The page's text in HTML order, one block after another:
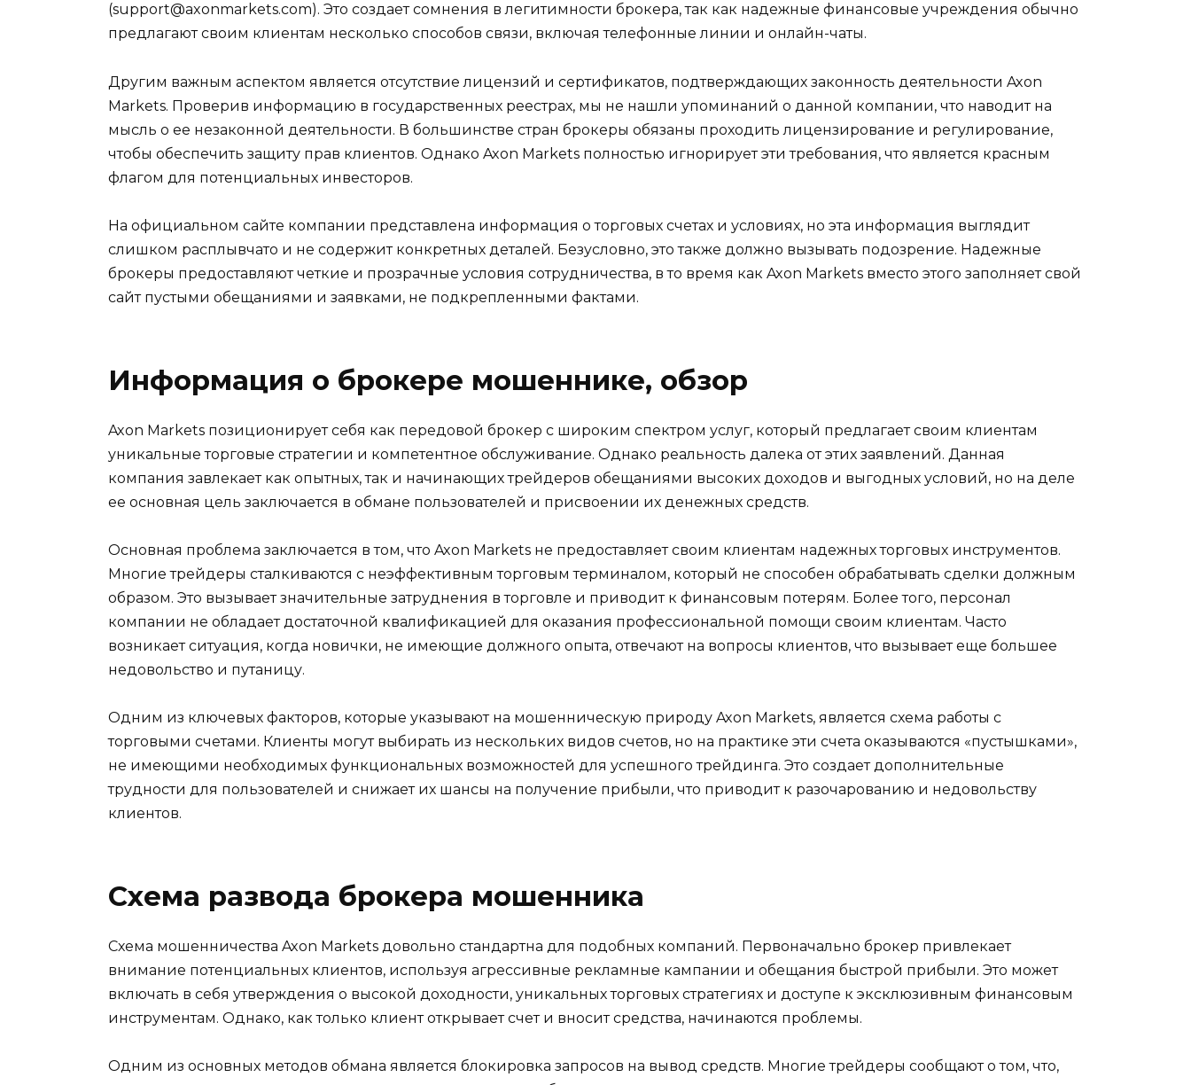
(support@axonmarkets.com). Это создает сомнения в легитимности брокера, так как надежные финансовые учреждения обычно
предлагают своим клиентам несколько способов связи, включая телефонные линии и онлайн-чаты.
Другим важным аспектом является отсутствие лицензий и сертификатов, подтверждающих законность деятельности Axon
Markets. Проверив информацию в государственных реестрах, мы не нашли упоминаний о данной компании, что наводит на
мысль о ее незаконной деятельности. В большинстве стран брокеры обязаны проходить лицензирование и регулирование,
чтобы обеспечить защиту прав клиентов. Однако Axon Markets полностью игнорирует эти требования, что является красным
флагом для потенциальных инвесторов.
На официальном сайте компании представлена информация о торговых счетах и условиях, но эта информация выглядит
слишком расплывчато и не содержит конкретных деталей. Безусловно, это также должно вызывать подозрение. Надежные
брокеры предоставляют четкие и прозрачные условия сотрудничества, в то время как Axon Markets вместо этого заполняет свой
сайт пустыми обещаниями и заявками, не подкрепленными фактами.
Информация о брокере мошеннике, обзор
Axon Markets позиционирует себя как передовой брокер с широким спектром услуг, который предлагает своим клиентам
уникальные торговые стратегии и компетентное обслуживание. Однако реальность далека от этих заявлений. Данная
компания завлекает как опытных, так и начинающих трейдеров обещаниями высоких доходов и выгодных условий, но на деле
ее основная цель заключается в обмане пользователей и присвоении их денежных средств.
Основная проблема заключается в том, что Axon Markets не предоставляет своим клиентам надежных торговых инструментов.
Многие трейдеры сталкиваются с неэффективным торговым терминалом, который не способен обрабатывать сделки должным
образом. Это вызывает значительные затруднения в торговле и приводит к финансовым потерям. Более того, персонал
компании не обладает достаточной квалификацией для оказания профессиональной помощи своим клиентам. Часто
возникает ситуация, когда новички, не имеющие должного опыта, отвечают на вопросы клиентов, что вызывает еще большее
недовольство и путаницу.
Одним из ключевых факторов, которые указывают на мошенническую природу Axon Markets, является схема работы с
торговыми счетами. Клиенты могут выбирать из нескольких видов счетов, но на практике эти счета оказываются «пустышками»,
не имеющими необходимых функциональных возможностей для успешного трейдинга. Это создает дополнительные
трудности для пользователей и снижает их шансы на получение прибыли, что приводит к разочарованию и недовольству
клиентов.
Схема развода брокера мошенника
Схема мошенничества Axon Markets довольно стандартна для подобных компаний. Первоначально брокер привлекает
внимание потенциальных клиентов, используя агрессивные рекламные кампании и обещания быстрой прибыли. Это может
включать в себя утверждения о высокой доходности, уникальных торговых стратегиях и доступе к эксклюзивным финансовым
инструментам. Однако, как только клиент открывает счет и вносит средства, начинаются проблемы.
Одним из основных методов обмана является блокировка запросов на вывод средств. Многие трейдеры сообщают о том, что,